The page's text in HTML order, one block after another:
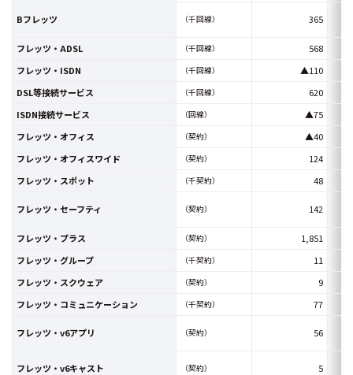
Bフレッツ （千回線） 365
フレッツ・ADSL （千回線）
568
フレッツ・ISDN
（千回線）
▲110
DSL等接続サービス
（千回線）
620
ISDN接続サービス
（回線）
▲75
フレッツ・オフィス
（契約）
▲40
フレッツ・オフィスワイド
（契約）
124
フレッツ・スポット
（千契約） 48
フレッツ・セーフティ （契約） 142
フレッツ・プラス （契約）
1,851
フレッツ・グループ
（千契約）
11
フレッツ・スクウェア
（契約）
9
フレッツ・コミュニケーション
（千契約） 77
フレッツ・v6アプリ （契約） 56
フレッツ・v6キャスト （契約） 5